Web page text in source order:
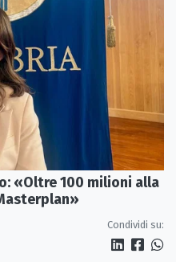
«Oltre 100 milioni alla
Condividi su: